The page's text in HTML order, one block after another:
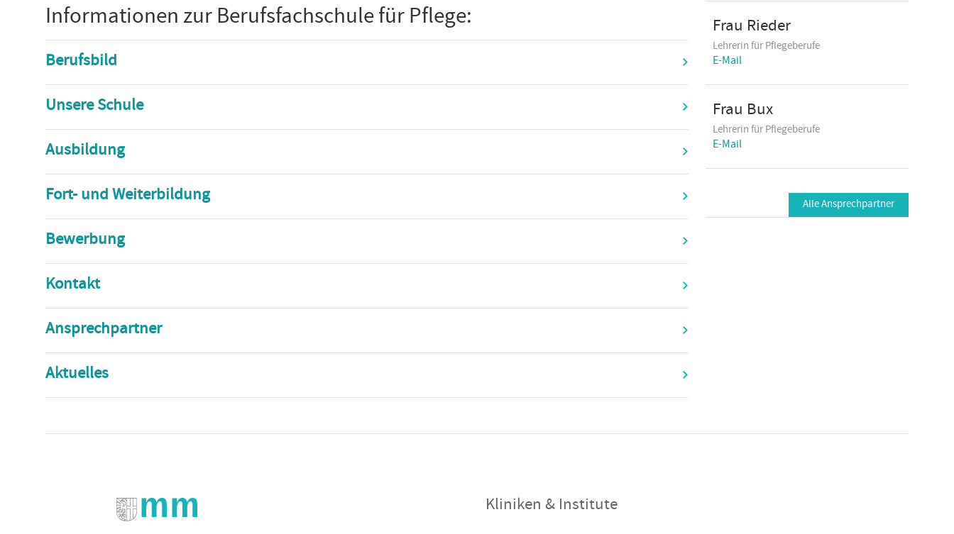
Informationen zur Berufsfachschule für Pflege:
Berufsbild
Unsere Schule
Ausbildung
Fort- und Weiterbildung
Bewerbung
Kontakt
Ansprechpartner
Aktuelles
Frau Rieder
Lehrerin für Pflegeberufe
E-Mail
Frau Bux
Lehrerin für Pflegeberufe
E-Mail
Alle Ansprechpartner
Kliniken & Institute